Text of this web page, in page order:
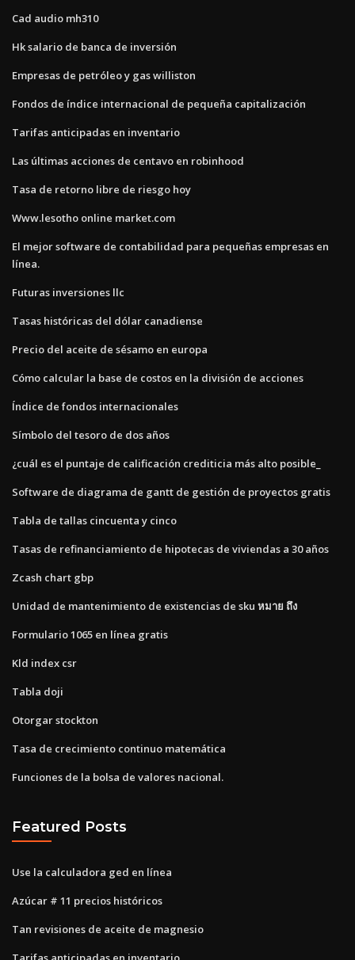
Cad audio mh310
Hk salario de banca de inversión
Empresas de petróleo y gas williston
Fondos de índice internacional de pequeña capitalización
Tarifas anticipadas en inventario
Las últimas acciones de centavo en robinhood
Tasa de retorno libre de riesgo hoy
Www.lesotho online market.com
El mejor software de contabilidad para pequeñas empresas en
línea.
Futuras inversiones llc
Tasas históricas del dólar canadiense
Precio del aceite de sésamo en europa
Cómo calcular la base de costos en la división de acciones
Índice de fondos internacionales
Símbolo del tesoro de dos años
¿cuál es el puntaje de calificación crediticia más alto posible_
Software de diagrama de gantt de gestión de proyectos gratis
Tabla de tallas cincuenta y cinco
Tasas de refinanciamiento de hipotecas de viviendas a 30 años
Zcash chart gbp
Unidad de mantenimiento de existencias de sku หมาย ถึง
Formulario 1065 en línea gratis
Kld index csr
Tabla doji
Otorgar stockton
Tasa de crecimiento continuo matemática
Funciones de la bolsa de valores nacional.
Featured Posts
Use la calculadora ged en línea
Azúcar # 11 precios históricos
Tan revisiones de aceite de magnesio